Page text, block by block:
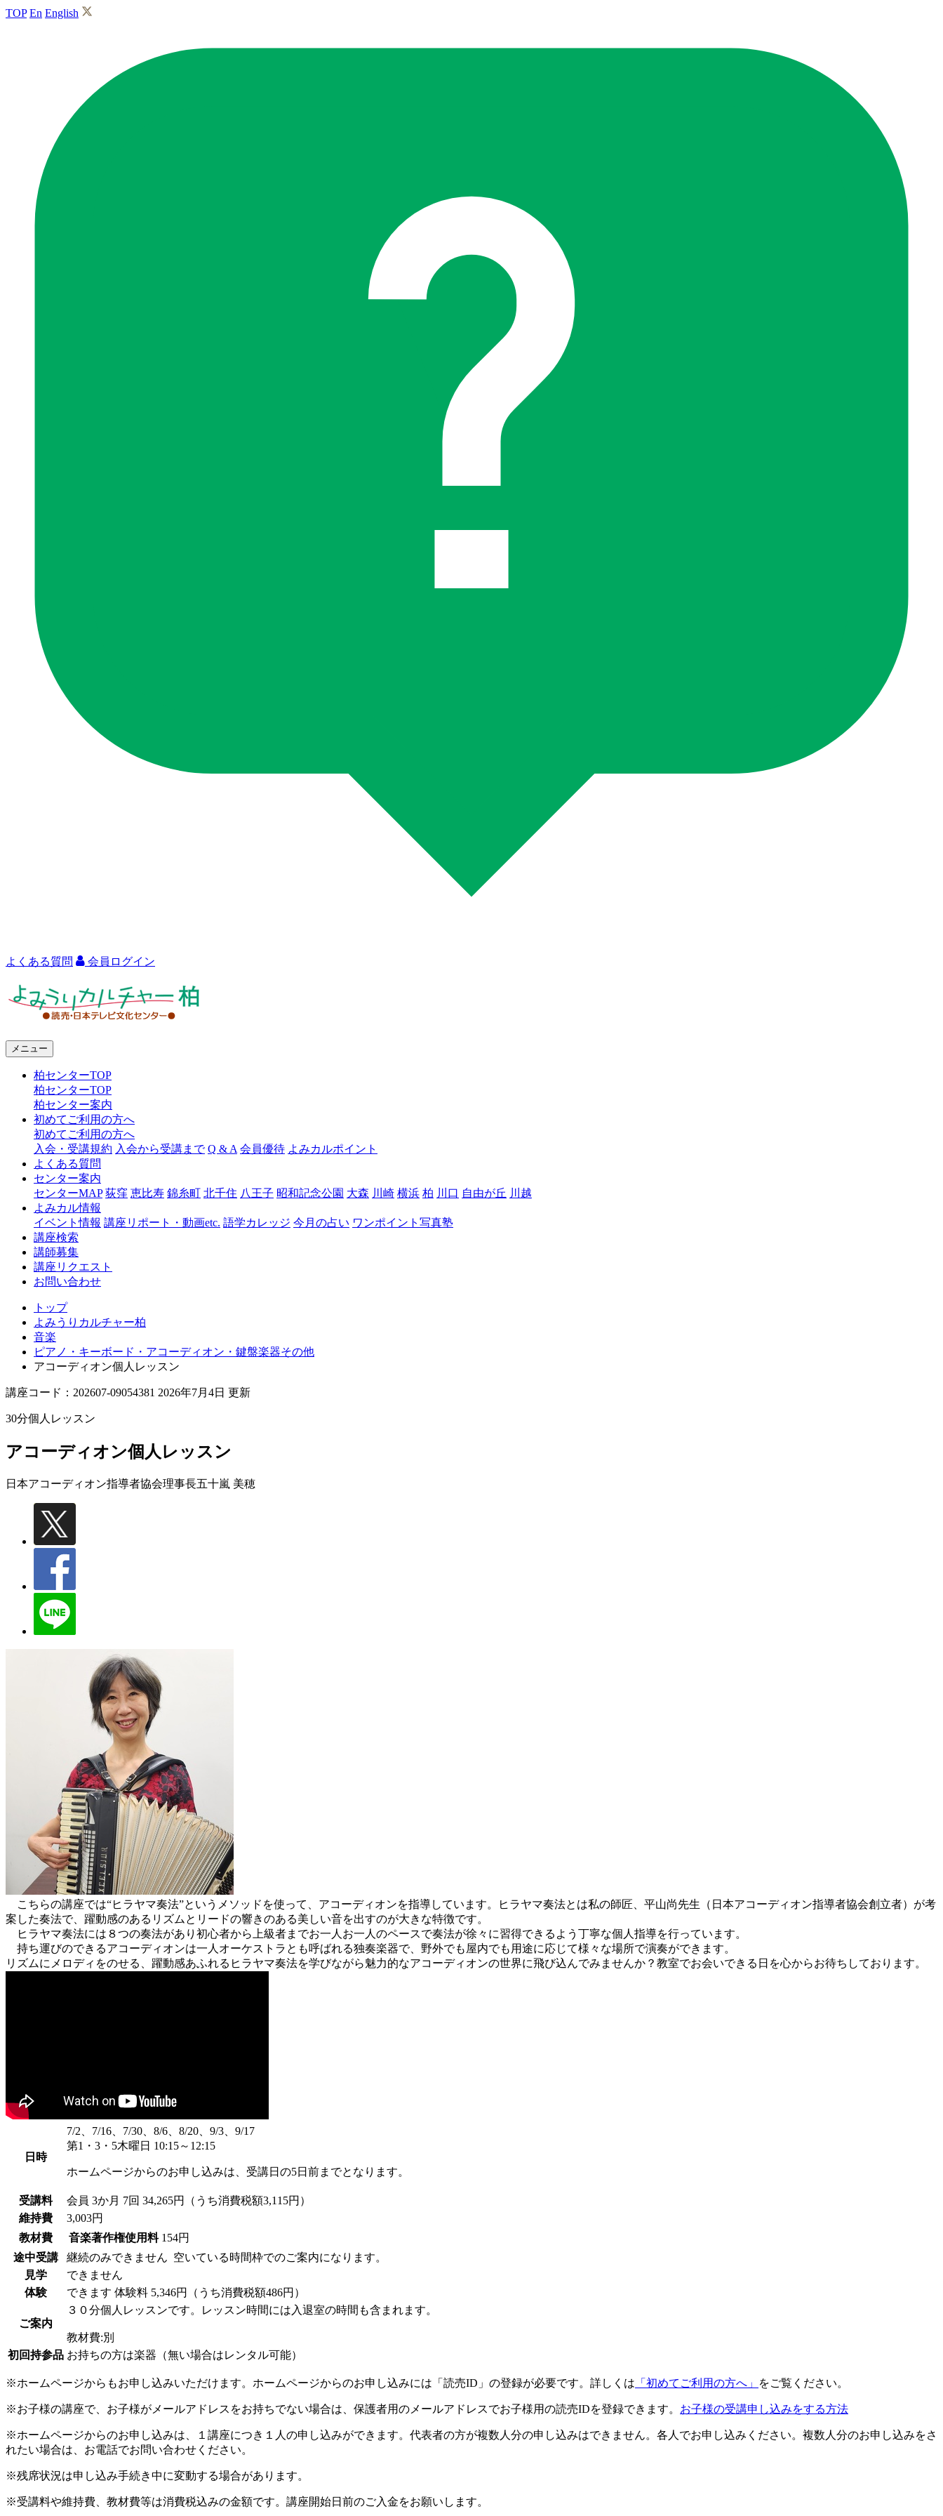
TOP En English
よくある質問 会員ログイン
ャ
柏
メニュー
柏センターTOP
柏センターTOP
柏センター案内
初めてご利用の方へ
初めてご利用の方へ
入会・受講規約 入会から受講まで Q & A 会員優待 よみカルポイント
よくある質問
センター案内
センターMAP 荻窪 恵比寿 錦糸町 北千住 八王子 昭和記念公園 大森 川崎 横浜 柏 川口 自由が丘 川越
よみカル情報
イベント情報 講座リポート・動画etc. 語学カレッジ 今月の占い ワンポイント写真塾
講座検索
講師募集
講座リクエスト
お問い合わせ
トップ
よみうりカルチャー柏
音楽
ピアノ・キーボード・アコーディオン・鍵盤楽器その他
アコーディオン個人レッスン
講座コード：202607-09054381 2026年7月4日 更新
30分個人レッスン
アコーディオン個人レッスン
日本アコーディオン指導者協会理事長五十嵐 美穂
こちらの講座では“ヒラヤマ奏法”というメソッドを使って、アコーディオンを指導しています。ヒラヤマ奏法とは私の師匠、平山尚先生（日本アコーディオン指導者協会創立者）が考
案した奏法で、躍動感のあるリズムとリードの響きのある美しい音を出すのが大きな特徴です。
ヒラヤマ奏法には８つの奏法があり初心者から上級者までお一人お一人のペースで奏法が徐々に習得できるよう丁寧な個人指導を行っています。
持ち運びのできるアコーディオンは一人オーケストラとも呼ばれる独奏楽器で、野外でも屋内でも用途に応じて様々な場所で演奏ができます。
リズムにメロディをのせる、躍動感あふれるヒラヤマ奏法を学びながら魅力的なアコーディオンの世界に飛び込んでみませんか？教室でお会いできる日を心からお待ちしております。
日時
7/2、7/16、7/30、8/6、8/20、9/3、9/17
第1・3・5木曜日 10:15～12:15
ホームページからのお申し込みは、受講日の5日前までとなります。
受講料 会員 3か月 7回 34,265円（うち消費税額3,115円）
維持費
3,003円
教材費
音楽著作権使用料 154円
途中受講
継続のみできません 空いている時間枠でのご案内になります。
見学
できません
体験
できます 体験料 5,346円（うち消費税額486円）
ご案内
３０分個人レッスンです。レッスン時間には入退室の時間も含まれます。
教材費:別
初回持参品 お持ちの方は楽器（無い場合はレンタル可能）
※ホームページからもお申し込みいただけます。ホームページからのお申し込みには「読売ID」の登録が必要です。詳しくは 「初めてご利用の方へ」 をご覧ください。
※お子様の講座で、お子様がメールアドレスをお持ちでない場合は、保護者用のメールアドレスでお子様用の読売IDを登録できます。 お子様の受講申し込みをする方法
※ホームページからのお申し込みは、１講座につき１人の申し込みができます。代表者の方が複数人分の申し込みはできません。各人でお申し込みください。複数人分のお申し込みをさ
れたい場合は、お電話でお問い合わせください。
※残席状況は申し込み手続き中に変動する場合があります。
※受講料や維持費、教材費等は消費税込みの金額です。講座開始日前のご入金をお願いします。